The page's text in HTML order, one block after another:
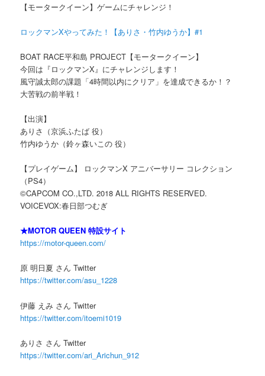
【モータークイーン】ゲームにチャレンジ！
ロックマンXやってみた！【ありさ・竹内ゆうか】#1
BOAT RACE平和島 PROJECT【モータークイーン】
今回は『ロックマンX』にチャレンジします！
風守誠太郎の課題「4時間以内にクリア」を達成できるか！？
大苦戦の前半戦！
【出演】
ありさ（京浜ふたば 役）
竹内ゆうか（鈴ヶ森いこの 役）
【プレイゲーム】 ロックマンX アニバーサリー コレクション
（PS4）
©CAPCOM CO.,LTD. 2018 ALL RIGHTS RESERVED.
VOICEVOX:春日部つむぎ
★MOTOR QUEEN 特設サイト
https://motor-queen.com/
原 明日夏 さん Twitter
https://twitter.com/asu_1228
伊藤 えみ さん Twitter
https://twitter.com/itoemi1019
ありさ さん Twitter
https://twitter.com/ari_Arichun_912